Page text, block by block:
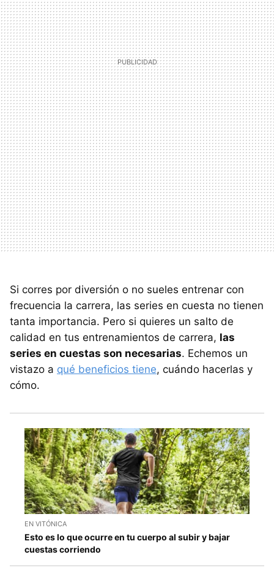
Si corres por diversión o no sueles entrenar con
frecuencia la carrera, las series en cuesta no tienen
tanta importancia. Pero si quieres un salto de
calidad en tus entrenamientos de carrera, las
series en cuestas son necesarias. Echemos un
vistazo a qué beneficios tiene, cuándo hacerlas y
cómo.
EN VITÓNICA
Esto es lo que ocurre en tu cuerpo al subir y bajar
cuestas corriendo